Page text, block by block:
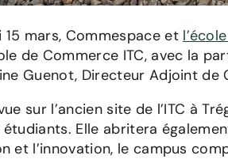
15 mars, Commespace et
de Commerce ITC, avec la
Guenot, Directeur Adjoint de
sur l’ancien site de l’ITC à
étudiants. Elle abritera
et l’innovation, le campus